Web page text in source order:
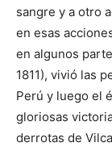
sangre y a otro
en esas
en algunos
1811), vivió las
Perú y luego el
gloriosas
derrotas de